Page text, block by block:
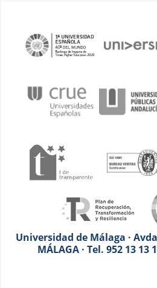
Universidad de Málaga ·
MÁLAGA · Tel. 952 13 13